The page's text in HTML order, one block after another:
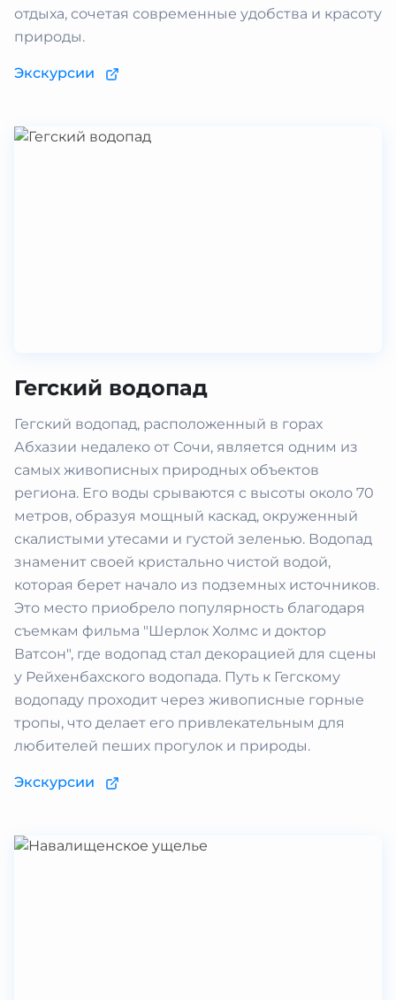
отдыха, сочетая современные удобства и красоту
природы.
Экскурсии
Гегский водопад
Гегский водопад, расположенный в горах
Абхазии недалеко от Сочи, является одним из
самых живописных природных объектов
региона. Его воды срываются с высоты около 70
метров, образуя мощный каскад, окруженный
скалистыми утесами и густой зеленью. Водопад
знаменит своей кристально чистой водой,
которая берет начало из подземных источников.
Это место приобрело популярность благодаря
съемкам фильма "Шерлок Холмс и доктор
Ватсон", где водопад стал декорацией для сцены
у Рейхенбахского водопада. Путь к Гегскому
водопаду проходит через живописные горные
тропы, что делает его привлекательным для
любителей пеших прогулок и природы.
Экскурсии